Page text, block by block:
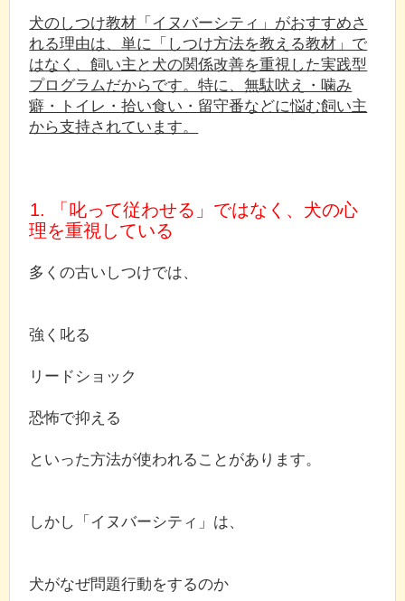
犬のしつけ教材「イヌバーシティ」がおすすめさ
れる理由は、単に「しつけ方法を教える教材」で
はなく、飼い主と犬の関係改善を重視した実践型
プログラムだからです。特に、無駄吠え・噛み
癖・トイレ・拾い食い・留守番などに悩む飼い主
から支持されています。
1. 「叱って従わせる」ではなく、犬の心
理を重視している
多くの古いしつけでは、
強く叱る
リードショック
恐怖で抑える
といった方法が使われることがあります。
しかし「イヌバーシティ」は、
犬がなぜ問題行動をするのか